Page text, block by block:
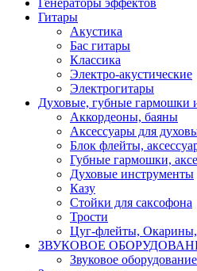
Генераторы эффектов
Гитары
Акустика
Бас гитары
Классика
Электро-акустические
Электрогитары
Духовые, губные гармошки
Аккордеоны, баяны
Аксессуары для
Блок флейты,
Губные гармошки,
Духовые инструменты
Казу
Стойки для саксофона
Трости
Цуг-флейты,
ЗВУКОВОЕ
Звуковое оборудование